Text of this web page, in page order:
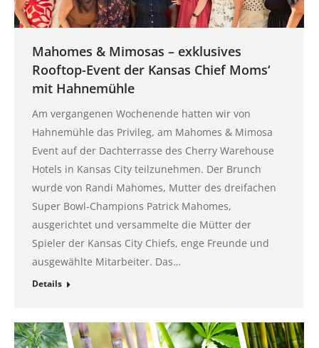
Mahomes & Mimosas – exklusives
Rooftop-Event der Kansas Chief Moms‘
mit Hahnemühle
Am vergangenen Wochenende hatten wir von
Hahnemühle das Privileg, am Mahomes & Mimosa
Event auf der Dachterrasse des Cherry Warehouse
Hotels in Kansas City teilzunehmen. Der Brunch
wurde von Randi Mahomes, Mutter des dreifachen
Super Bowl-Champions Patrick Mahomes,
ausgerichtet und versammelte die Mütter der
Spieler der Kansas City Chiefs, enge Freunde und
ausgewählte Mitarbeiter. Das…
Details